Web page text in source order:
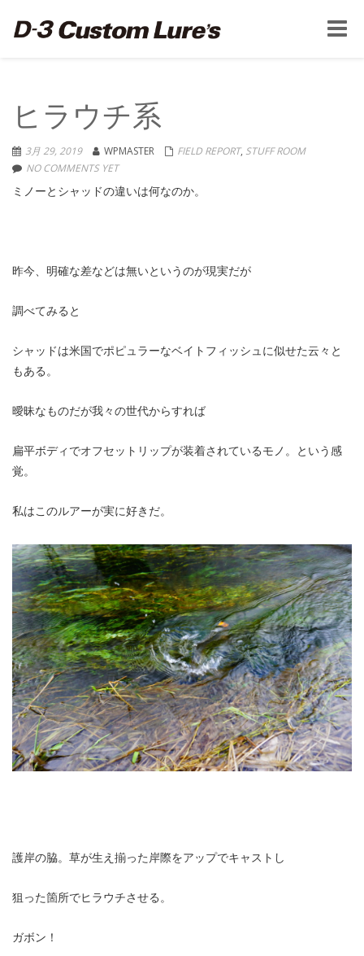
Toggle
ヒラウチ系
3月 29, 2019 WPMASTER FIELD REPORT, STUFF ROOM
NO COMMENTS YET
ミノーとシャッドの違いは何なのか。
昨今、明確な差などは無いというのが現実だが
調べてみると
シャッドは米国でポピュラーなベイトフィッシュに似せた云々と
もある。
曖昧なものだが我々の世代からすれば
扁平ボディでオフセットリップが装着されているモノ。という感
覚。
私はこのルアーが実に好きだ。
護岸の脇。草が生え揃った岸際をアップでキャストし
狙った箇所でヒラウチさせる。
ガボン！